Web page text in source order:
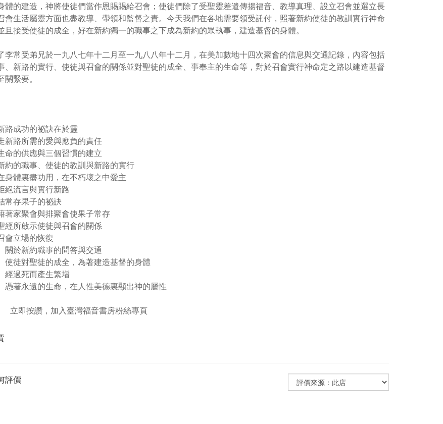
體的建造，神將使徒們當作恩賜賜給召會；使徒們除了受聖靈差遣傳揚福音、教導真理、設立召會並選立長
會生活屬靈方面也盡教導、帶領和監督之責。今天我們在各地需要領受託付，照著新約使徒的教訓實行神命
且接受使徒的成全，好在新約獨一的職事之下成為新約的眾執事，建造基督的身體。
李常受弟兄於一九八七年十二月至一九八八年十二月，在美加數地十四次聚會的信息與交通記錄，內容包括
、新路的實行、使徒與召會的關係並對聖徒的成全、事奉主的生命等，對於召會實行神命定之路以建造基督
緊要。
成功的祕訣在於靈
路所需的愛與應負的責任
的供應與三個習慣的建立
的職事、使徒的教訓與新路的實行
體裏盡功用，在不朽壞之中愛主
流言與實行新路
存果子的祕訣
家聚會與排聚會使果子常存
所啟示使徒與召會的關係
立場的恢復
於新約職事的問答與交通
徒對聖徒的成全，為著建造基督的身體
過死而產生繁增
著永遠的生命，在人性美德裏顯出神的屬性
立即按讚，加入臺灣福音書房粉絲專頁
評價